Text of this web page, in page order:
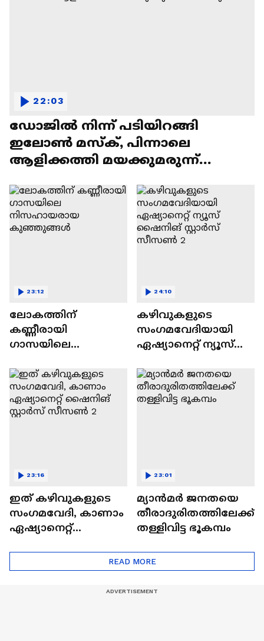
ഡോജിൽ നിന്ന് പടിയിറങ്ങി
ഇലോൺ മസ്ക്, പിന്നാലെ
ആളിക്കത്തി മയക്കുമരുന്ന്
22:03
ലോകത്തിന്
കണ്ണീരായി
ഗാസയിലെ
കുഞ്ഞുങ്ങൾ
23:12
കഴിവുകളുടെ
സംഗമവേദിയായി
ഏഷ്യാനെറ്റ് ന്യൂസ്
സീസൺ 2
24:10
ഇത് കഴിവുകളുടെ
സംഗമവേദി, കാണാം
ഏഷ്യാനെറ്റ്
23:16
മ്യാൻമർ ജനതയെ
തീരാദുരിതത്തിലേക്ക്
തള്ളിവിട്ട ഭൂകമ്പം
23:01
READ MORE